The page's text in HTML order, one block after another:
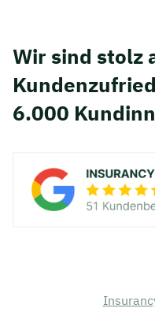
Wir sind stolz
6.000